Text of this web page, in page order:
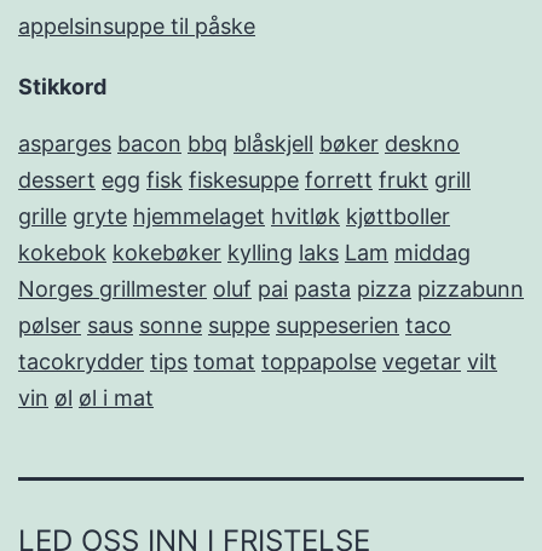
appelsinsuppe til påske
Stikkord
asparges bacon bbq blåskjell bøker deskno
dessert egg fisk fiskesuppe forrett frukt grill
grille gryte hjemmelaget hvitløk kjøttboller
kokebok kokebøker kylling laks Lam middag
Norges grillmester oluf pai pasta pizza pizzabunn
pølser saus sonne suppe suppeserien taco
tacokrydder tips tomat toppapolse vegetar vilt
vin øl øl i mat
LED OSS INN I FRISTELSE